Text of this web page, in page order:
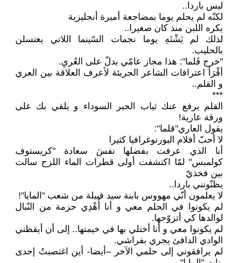
ليس باردا..
لكنّه لم يحلم يوما بمضاجعة أميرة أنجليزية
يكره اللبن منذ كان صغيرا..
لذلك لم يَشْتَهِ يوما نجمات السّينما اللاتي يغتسلن
بالحليب.
"خرج قَلما": هذا مجاز عامّي يدلّ على العُريِ.
أقْرَأ اعترافات الشاعر الجريئة لأعرف العلاقة بين العري
و القلم..
***
القلم يرفع عنك ثياب الحبر السوداء و يلقي بك على
ورقة عارية!
يقول العاري"قلما":
لا أحبّ أفلام البورنوغرافيا كثيرا
أنا الذي عرفت بفضلها نفسَ سعادة "كريستوف
كولمبس" لمّا اكتشفت أولى قطرات الماء اللزج سالت
بين فخذيّ
يظنّونني باردا..
لا يعلمون أنّي مهووس بابنة سيد قبيلة من شعب "المايا"!
لم يكونوا في الحلم معي و أنا أُهْدِي حزمة من النّبال
لوالدها كي أتزوّجها.
لم يكونوا معي و أنا أختلي بها في خيمتها.. إلى أن أيقظني
الوادي الدافئ يجري بفراشي.
لم يرافقوني إلى حلمي الآخر –أيضا- أين اغتصبتُ إحدى